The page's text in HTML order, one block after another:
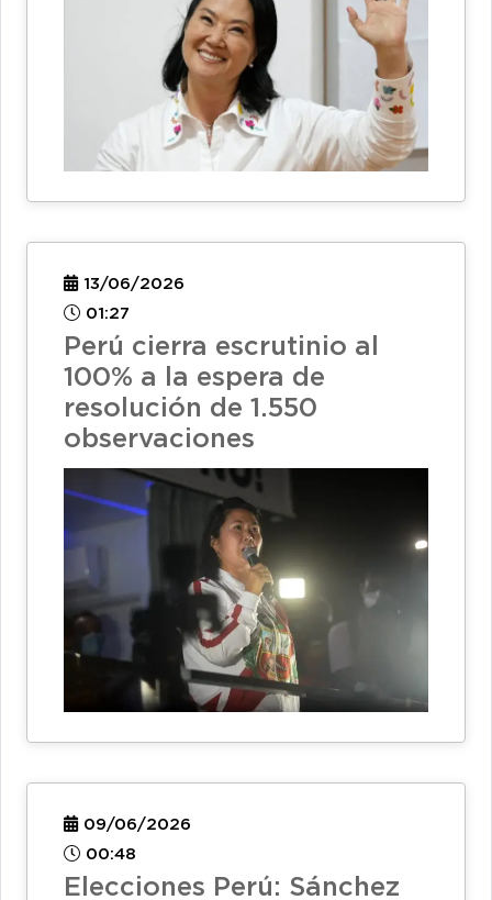
13/06/2026
01:27
Perú cierra escrutinio al
100% a la espera de
resolución de 1.550
observaciones
09/06/2026
00:48
Elecciones Perú: Sánchez